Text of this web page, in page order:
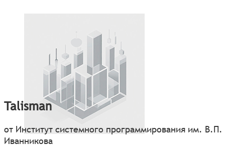
Talisman
от Институт системного программирования им. В.П.
Иванникова